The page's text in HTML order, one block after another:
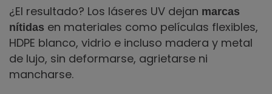
¿El resultado? Los láseres UV dejan marcas
nítidas en materiales como películas flexibles,
HDPE blanco, vidrio e incluso madera y metal
de lujo, sin deformarse, agrietarse ni
mancharse.